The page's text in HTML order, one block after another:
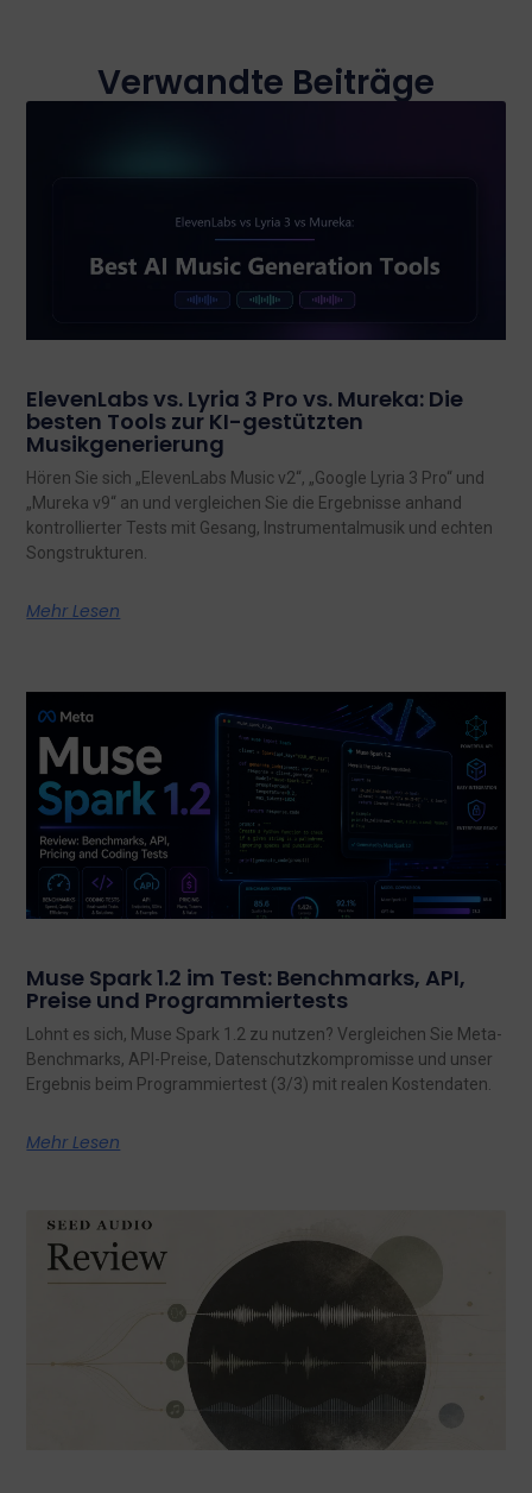
Verwandte Beiträge
ElevenLabs vs. Lyria 3 Pro vs. Mureka: Die
besten Tools zur KI-gestützten
Musikgenerierung
Hören Sie sich „ElevenLabs Music v2“, „Google Lyria 3 Pro“ und
„Mureka v9“ an und vergleichen Sie die Ergebnisse anhand
kontrollierter Tests mit Gesang, Instrumentalmusik und echten
Songstrukturen.
Mehr Lesen
Muse Spark 1.2 im Test: Benchmarks, API,
Preise und Programmiertests
Lohnt es sich, Muse Spark 1.2 zu nutzen? Vergleichen Sie Meta-
Benchmarks, API-Preise, Datenschutzkompromisse und unser
Ergebnis beim Programmiertest (3/3) mit realen Kostendaten.
Mehr Lesen